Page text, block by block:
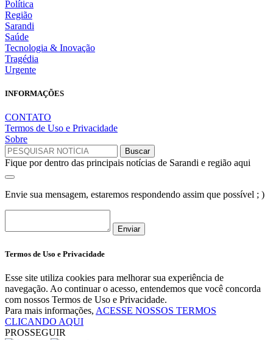
Política
Região
Sarandi
Saúde
Tecnologia & Inovação
Tragédia
Urgente
INFORMAÇÕES
CONTATO
Termos de Uso e Privacidade
Sobre
Fique por dentro das principais notícias de Sarandi e região aqui
Envie sua mensagem, estaremos respondendo assim que possível ; )
Enviar
Termos de Uso e Privacidade
Esse site utiliza cookies para melhorar sua experiência de
navegação. Ao continuar o acesso, entendemos que você concorda
com nossos Termos de Uso e Privacidade.
Para mais informações, ACESSE NOSSOS TERMOS
CLICANDO AQUI
PROSSEGUIR